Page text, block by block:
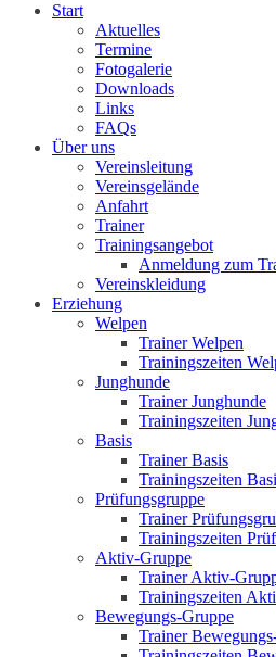
Start
Aktuelles
Termine
Fotogalerie
Downloads
Links
FAQs
Über uns
Vereinsleitung
Vereinsgelände
Anfahrt
Trainer
Trainingsangebot
Anmeldung zum
Vereinskleidung
Erziehung
Welpen
Trainer Welpen
Trainingszeiten
Junghunde
Trainer Junghunde
Trainingszeiten
Basis
Trainer Basis
Trainingszeiten
Prüfungsgruppe
Trainer
Trainingszeiten
Aktiv-Gruppe
Trainer Aktiv-
Trainingszeiten
Bewegungs-Gruppe
Trainer